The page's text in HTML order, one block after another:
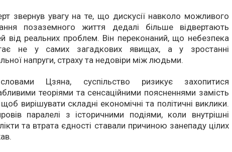
звернув увагу на те, що дискусії навколо можливого
позаземного життя дедалі більше відвертають
від реальних проблем. Він переконаний, що небезпека
не у самих загадкових явищах, а у зростанні
напруги, страху та недовіри між людьми.
Цзяна, суспільство ризикує захопитися
теоріями та сенсаційними поясненнями замість
вирішувати складні економічні та політичні виклики.
паралелі з історичними подіями, коли внутрішні
та втрата єдності ставали причиною занепаду цілих